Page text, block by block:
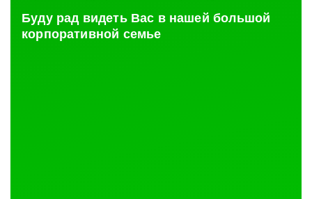
Буду рад видеть Вас в нашей большой
корпоративной семье